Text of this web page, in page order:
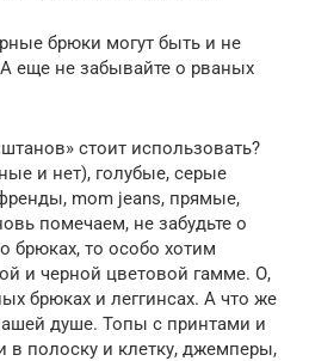
брюки могут быть и не
еще не забывайте о рваных
стоит использовать?
и нет), голубые, серые
mom jeans, прямые,
помечаем, не забудьте о
брюках, то особо хотим
и черной цветовой гамме. О,
брюках и леггинсах. А что же
душе. Топы с принтами и
в полоску и клетку, джемперы,